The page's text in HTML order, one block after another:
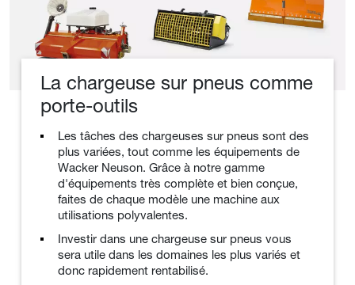
La chargeuse sur pneus comme
porte-outils
Les tâches des chargeuses sur pneus sont des
plus variées, tout comme les équipements de
Wacker Neuson. Grâce à notre gamme
d'équipements très complète et bien conçue,
faites de chaque modèle une machine aux
utilisations polyvalentes.
Investir dans une chargeuse sur pneus vous
sera utile dans les domaines les plus variés et
donc rapidement rentabilisé.